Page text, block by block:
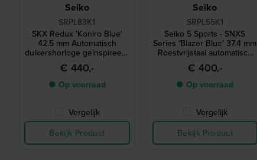
Seiko
SRPL83K1
SKX Redux 'Koniro Blue'
42.5 mm Automatisch
duikershorloge geïnspireerd
op de legendarische
SKX399 uit 1998
€ 440,-
● Op voorraad
Vergelijk
Bekijk Product
Seiko
SRPL55K1
Seiko 5 Sports - SNXS
Series ‘Blazer Blue’ 37.4 mm
Roestvrijstaal automatisch
horloge met dag-datum
€ 400,-
● Op voorraad
Vergelijk
Bekijk Product